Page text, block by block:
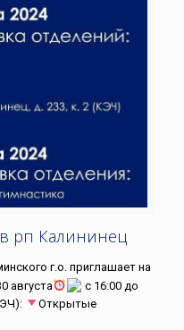
рп Калининец
г.о. приглашает на
августа
с 16:00 до
Открытые